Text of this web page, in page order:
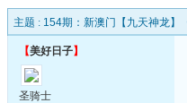
主题 : 154期：新澳门【九天神龙】
【美好日子】
圣骑士